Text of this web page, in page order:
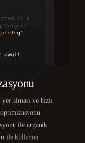
alması ve hızlı
ile organik
ile kullanıcı